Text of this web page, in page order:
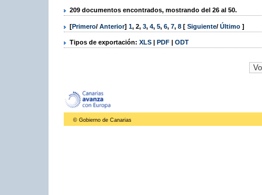
209 documentos encontrados, mostrando del 26 al 50.
[Primero/ Anterior] 1, 2, 3, 4, 5, 6, 7, 8 [ Siguiente/ Último ]
Tipos de exportación: XLS | PDF | ODT
© Gobierno de Canarias